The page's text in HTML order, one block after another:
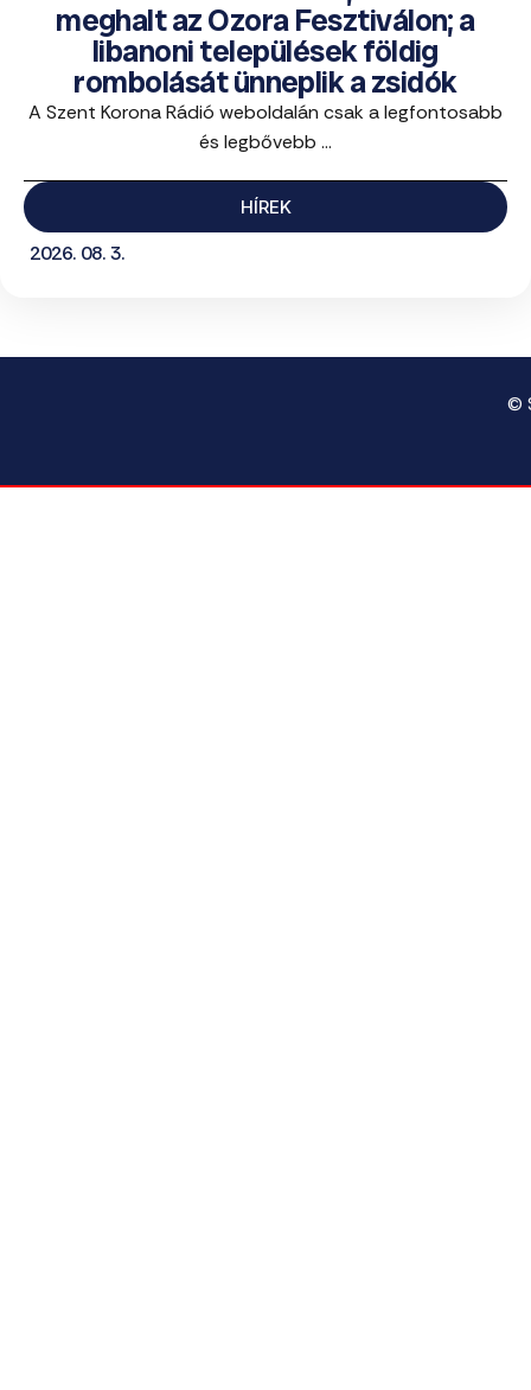
meghalt az Ozora Fesztiválon; a
libanoni települések földig
rombolását ünneplik a zsidók
A Szent Korona Rádió weboldalán csak a legfontosabb
és legbővebb ...
HÍREK
2026. 08. 3.
©